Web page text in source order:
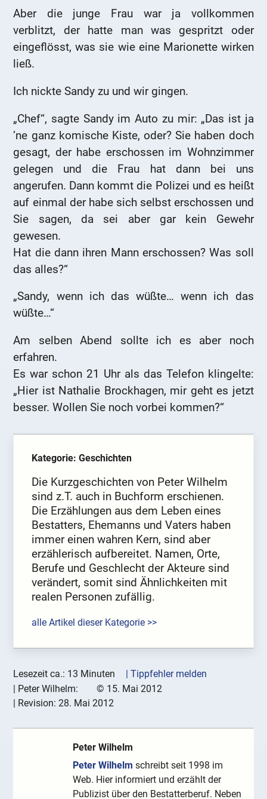
Aber die junge Frau war ja vollkommen
verblitzt, der hatte man was gespritzt oder
eingeflösst, was sie wie eine Marionette wirken
ließ.
Ich nickte Sandy zu und wir gingen.
„Chef“, sagte Sandy im Auto zu mir: „Das ist ja
’ne ganz komische Kiste, oder? Sie haben doch
gesagt, der habe erschossen im Wohnzimmer
gelegen und die Frau hat dann bei uns
angerufen. Dann kommt die Polizei und es heißt
auf einmal der habe sich selbst erschossen und
Sie sagen, da sei aber gar kein Gewehr
gewesen.
Hat die dann ihren Mann erschossen? Was soll
das alles?“
„Sandy, wenn ich das wüßte… wenn ich das
wüßte…“
Am selben Abend sollte ich es aber noch
erfahren.
Es war schon 21 Uhr als das Telefon klingelte:
„Hier ist Nathalie Brockhagen, mir geht es jetzt
besser. Wollen Sie noch vorbei kommen?“
Kategorie: Geschichten
Die Kurzgeschichten von Peter Wilhelm
sind z.T. auch in Buchform erschienen.
Die Erzählungen aus dem Leben eines
Bestatters, Ehemanns und Vaters haben
immer einen wahren Kern, sind aber
erzählerisch aufbereitet. Namen, Orte,
Berufe und Geschlecht der Akteure sind
verändert, somit sind Ähnlichkeiten mit
realen Personen zufällig.
alle Artikel dieser Kategorie >>
Lesezeit ca.: 13 Minuten
| Tippfehler melden
| Peter Wilhelm: © 15. Mai 2012
| Revision:28. Mai 2012
Peter Wilhelm
Peter Wilhelm schreibt seit 1998 im
Web. Hier informiert und erzählt der
Publizist über den Bestatterberuf. Neben